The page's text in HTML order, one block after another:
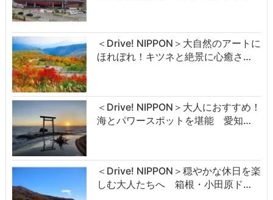
＜Drive! NIPPON＞大自然のアートに
ほれぼれ！キツネと絶景に心癒さ…
＜Drive! NIPPON＞大人におすすめ！
海とパワースポットを堪能 愛知…
＜Drive! NIPPON＞穏やかな休日を楽
しむ大人たちへ 箱根・小田原ド…